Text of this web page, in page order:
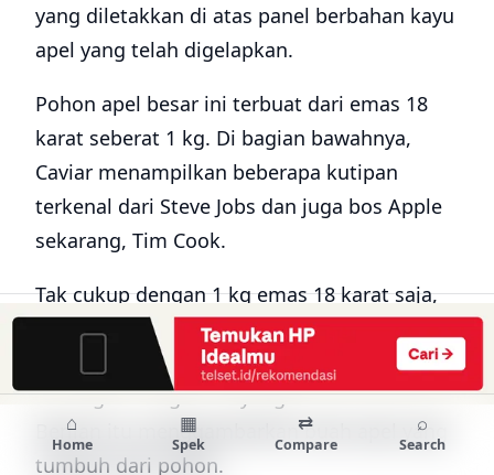
yang diletakkan di atas panel berbahan kayu
apel yang telah digelapkan.
Pohon apel besar ini terbuat dari emas 18
karat seberat 1 kg. Di bagian bawahnya,
Caviar menampilkan beberapa kutipan
terkenal dari Steve Jobs dan juga bos Apple
sekarang, Tim Cook.
Tak cukup dengan 1 kg emas 18 karat saja,
Caviar juga membubuhi bodiiPad Pro Grand
dengan 81 berlian dengan diameter
masing-masing 3mm yang memukau.
Berlian itu menggambarkan buah apel yang
tumbuh dari pohon.
⌂
Home
▦
Spek
⇄
Compare
⌕
Search